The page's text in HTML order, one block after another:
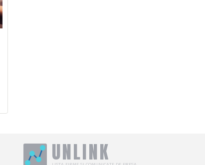
UNLINK